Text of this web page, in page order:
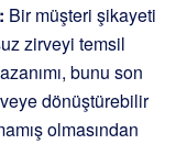
Bir müşteri şikayeti
zirveyi temsil
bunu son
dönüştürebilir
olmasından